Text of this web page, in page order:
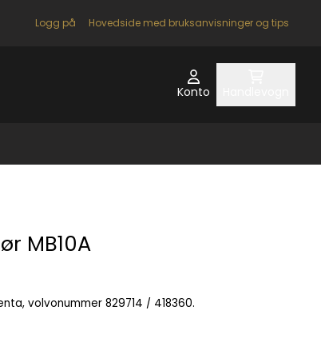
Logg på Hovedside med bruksanvisninger og tips
Konto
MB10A
volvonummer 829714 / 418360.